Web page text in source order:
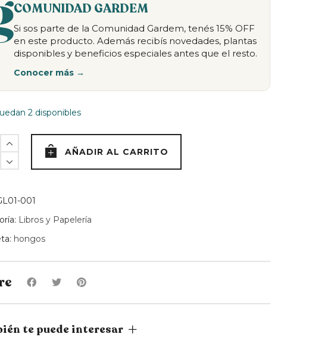
COMUNIDAD GARDEM
Si sos parte de la Comunidad Gardem, tenés 15% OFF
en este producto. Además recibís novedades, plantas
disponibles y beneficios especiales antes que el resto.
Conocer más →
2 disponibles
AÑADIR AL CARRITO
001
Libros y Papelería
hongos
te puede interesar